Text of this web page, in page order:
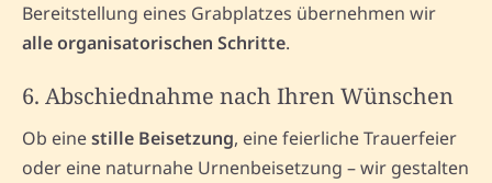
Bereitstellung eines Grabplatzes übernehmen wir
alle organisatorischen Schritte.
6. Abschiednahme nach Ihren Wünschen
Ob einestille Beisetzung, eine feierliche Trauerfeier
oder eine naturnahe Urnenbeisetzung – wir gestalten